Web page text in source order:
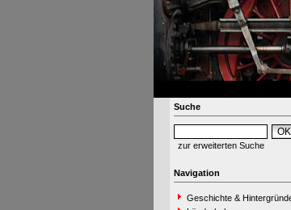
Suche
zur erweiterten Suche
Navigation
Geschichte &